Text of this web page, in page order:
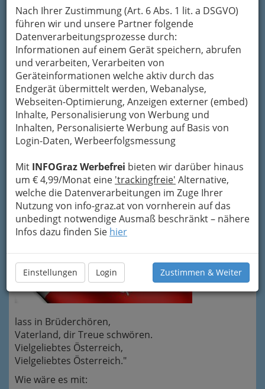
Nach Ihrer Zustimmung (Art. 6 Abs. 1 lit. a DSGVO)
führen wir und unsere Partner folgende
Datenverarbeitungsprozesse durch:
Informationen auf einem Gerät speichern, abrufen
und verarbeiten, Verarbeiten von
Geräteinformationen welche aktiv durch das
Endgerät übermittelt werden, Webanalyse,
Webseiten-Optimierung, Anzeigen externer (embed)
Inhalte, Personalisierung von Werbung und
Inhalten, Personalisierte Werbung auf Basis von
Login-Daten, Werbeerfolgsmessung
Mit INFOGraz Werbefrei bieten wir darüber hinaus
um € 4,99/Monat eine 'trackingfreie' Alternative,
welche die Datenverarbeitungen im Zuge Ihrer
Nutzung von info-graz.at von vornherein auf das
unbedingt notwendige Ausmaß beschränkt – nähere
Infos dazu finden Sie hier
Einstellungen Login Zustimmen & Weiter
Angeblich ist es ein typisches
Sommerlochthema, wenn darüber diskutiert
wird, dass auch Frauen in der Bundeshymne
vorkommen sollen. Allerdings gibt es bereitsseit
20 Jahren immer wieder Anläufe, auch die
"großen Töchter" des Landes zu
berücksichtigen.
Und jeder Mann wird für sich die Frage
beantworten können, ob er sich und
seinesgleichen in "große Töchter" gemeint fühlt
oder nicht. Aber Frauen sollen behaupten,
die "Brüderchöre" und das "Vaterland":
lass in Brüderchören,
Vaterland, dir Treue schwören.
Vielgeliebtes Österreich,
Vielgeliebtes Österreich."
Wie wäre es mit: